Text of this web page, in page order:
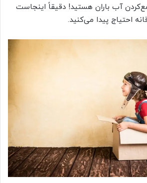
آب باران هستید! دقیقاً اینجاست
احتیاج پیدا می‌کنید.